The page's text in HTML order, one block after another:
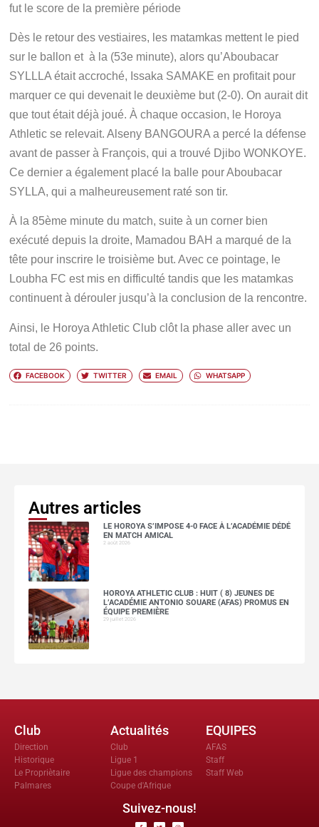
fut le score de la première période
Dès le retour des vestiaires, les matamkas mettent le pied
sur le ballon et à la (53e minute), alors qu’Aboubacar
SYLLLA était accroché, Issaka SAMAKE en profitait pour
marquer ce qui devenait le deuxième but (2-0). On aurait dit
que tout était déjà joué. À chaque occasion, le Horoya
Athletic se relevait. Alseny BANGOURA a percé la défense
avant de passer à François, qui a trouvé Djibo WONKOYE.
Ce dernier a également placé la balle pour Aboubacar
SYLLA, qui a malheureusement raté son tir.
À la 85ème minute du match, suite à un corner bien
exécuté depuis la droite, Mamadou BAH a marqué de la
tête pour inscrire le troisième but. Avec ce pointage, le
Loubha FC est mis en difficulté tandis que les matamkas
continuent à dérouler jusqu’à la conclusion de la rencontre.
Ainsi, le Horoya Athletic Club clôt la phase aller avec un
total de 26 points.
FACEBOOK TWITTER EMAIL WHATSAPP
Autres articles
LE HOROYA S’IMPOSE 4-0 FACE À L’ACADÉMIE DÉDÉ
EN MATCH AMICAL
2 août 2026
HOROYA ATHLETIC CLUB : HUIT ( 8) JEUNES DE
L’ACADÉMIE ANTONIO SOUARE (AFAS) PROMUS EN
ÉQUIPE PREMIÈRE
29 juillet 2026
Club
Direction
Historique
Le Propriètaire
Palmares
Actualités
Club
Ligue 1
Ligue des champions
Coupe d'Afrique
EQUIPES
AFAS
Staff
Staff Web
Suivez-nous!